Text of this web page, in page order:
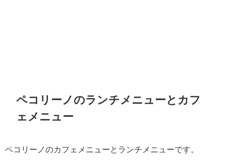
ペコリーノのランチメニューとカフ
ェメニュー
ペコリーノのカフェメニューとランチメニューです。